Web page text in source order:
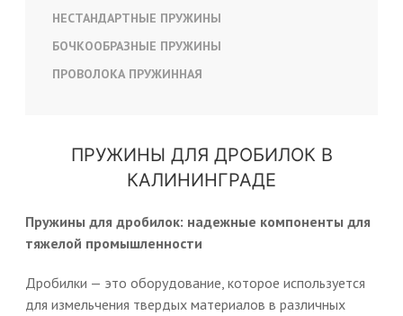
НЕСТАНДАРТНЫЕ ПРУЖИНЫ
БОЧКООБРАЗНЫЕ ПРУЖИНЫ
ПРОВОЛОКА ПРУЖИННАЯ
ПРУЖИНЫ ДЛЯ ДРОБИЛОК В
КАЛИНИНГРАДЕ
Пружины для дробилок: надежные компоненты для
тяжелой промышленности
Дробилки — это оборудование, которое используется
для измельчения твердых материалов в различных